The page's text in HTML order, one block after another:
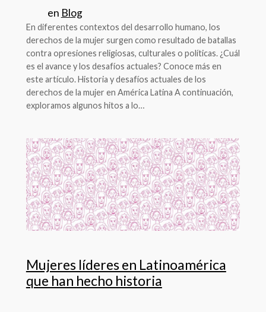
en Blog
En diferentes contextos del desarrollo humano, los
derechos de la mujer surgen como resultado de batallas
contra opresiones religiosas, culturales o políticas. ¿Cuál
es el avance y los desafíos actuales? Conoce más en
este artículo. Historia y desafíos actuales de los
derechos de la mujer en América Latina A continuación,
exploramos algunos hitos a lo…
Mujeres líderes en Latinoamérica
que han hecho historia